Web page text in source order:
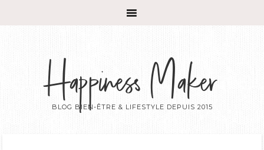
Happiness Maker
BLOG BIEN-ÊTRE & LIFESTYLE DEPUIS 2015